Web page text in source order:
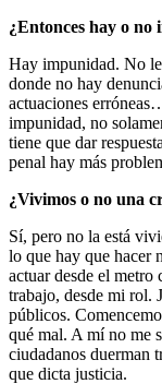
¿Entonces hay o no
Hay impunidad. No
donde no hay
actuaciones
impunidad, no
tiene que dar
penal hay más
¿Vivimos o no una
Sí, pero no la está
lo que hay que hacer
actuar desde el
trabajo, desde mi rol.
públicos.
qué mal. A mí no me
ciudadanos duerman
que dicta justicia.